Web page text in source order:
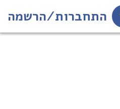
התחברות/הרשמה